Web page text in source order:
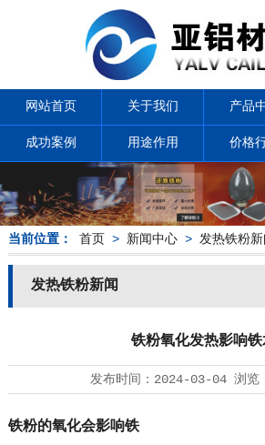
网站首页 关于我们 产品
成功案例 用途作用 价格
当前位置： 首页 > 新闻中心> 发热铁粉新
发热铁粉新闻
铁粉氧化发热影响铁
发布时间： 2024-03-04浏览
铁粉的氧化会影响铁